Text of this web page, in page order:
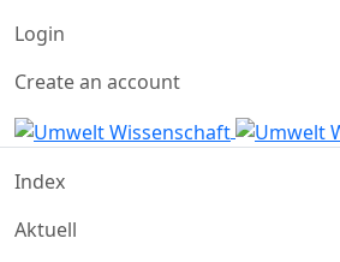
Login
Create an account
Index
Aktuell